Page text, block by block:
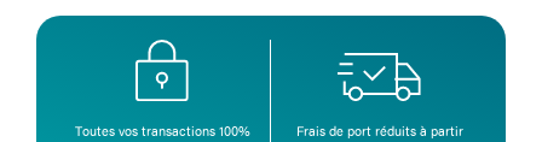
Toutes vos transactions 100%
Frais de port réduits à partir